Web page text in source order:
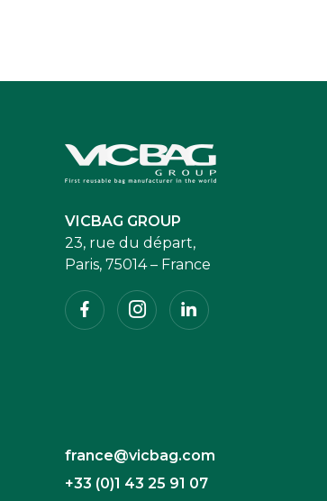
Accueil
VICBAG GROUP
23, rue du départ,
Paris, 75014 – France
FacebookInstagramLinkedin
france@vicbag.com
+33 (0)1 43 25 91 07